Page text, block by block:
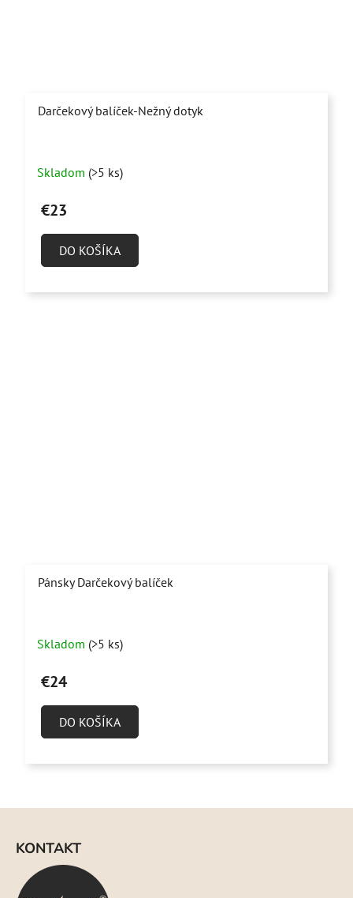
Darčekový balíček-Nežný dotyk
hodnotenie
produktu
z
Skladom (>5 ks)
€23
DO KOŠÍKA
Pánsky Darčekový balíček
hodnotenie
produktu
z
Skladom (>5 ks)
€24
DO KOŠÍKA
KONTAKT